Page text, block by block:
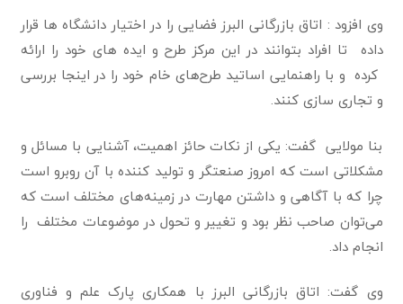
وی افزود : اتاق بازرگانی البرز فضایی را در اختیار دانشگاه ها قرار
داده تا افراد بتوانند در این مرکز طرح و ایده های خود را ارائه
کرده و با راهنمایی اساتید طرح‌های خام خود را در اینجا بررسی
و تجاری سازی کنند.
بنا مولایی گفت: یکی از نکات حائز اهمیت، آشنایی با مسائل و
مشکلاتی است که امروز صنعتگر و تولید کننده با آن روبرو است
چرا که با آگاهی و داشتن مهارت در زمینه‌های مختلف است که
می‌توان صاحب نظر بود و تغییر و تحول در موضوعات مختلف را
انجام داد.
وی گفت: اتاق بازرگانی البرز با همکاری پارک علم و فناوری